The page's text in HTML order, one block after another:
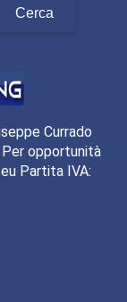
Currado
Per opportunità
Partita IVA: